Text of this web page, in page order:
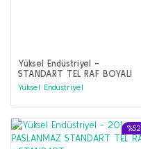
Yüksel Endüstriyel -
STANDART TEL RAF BOYALI
Yüksel Endüstriyel
%52